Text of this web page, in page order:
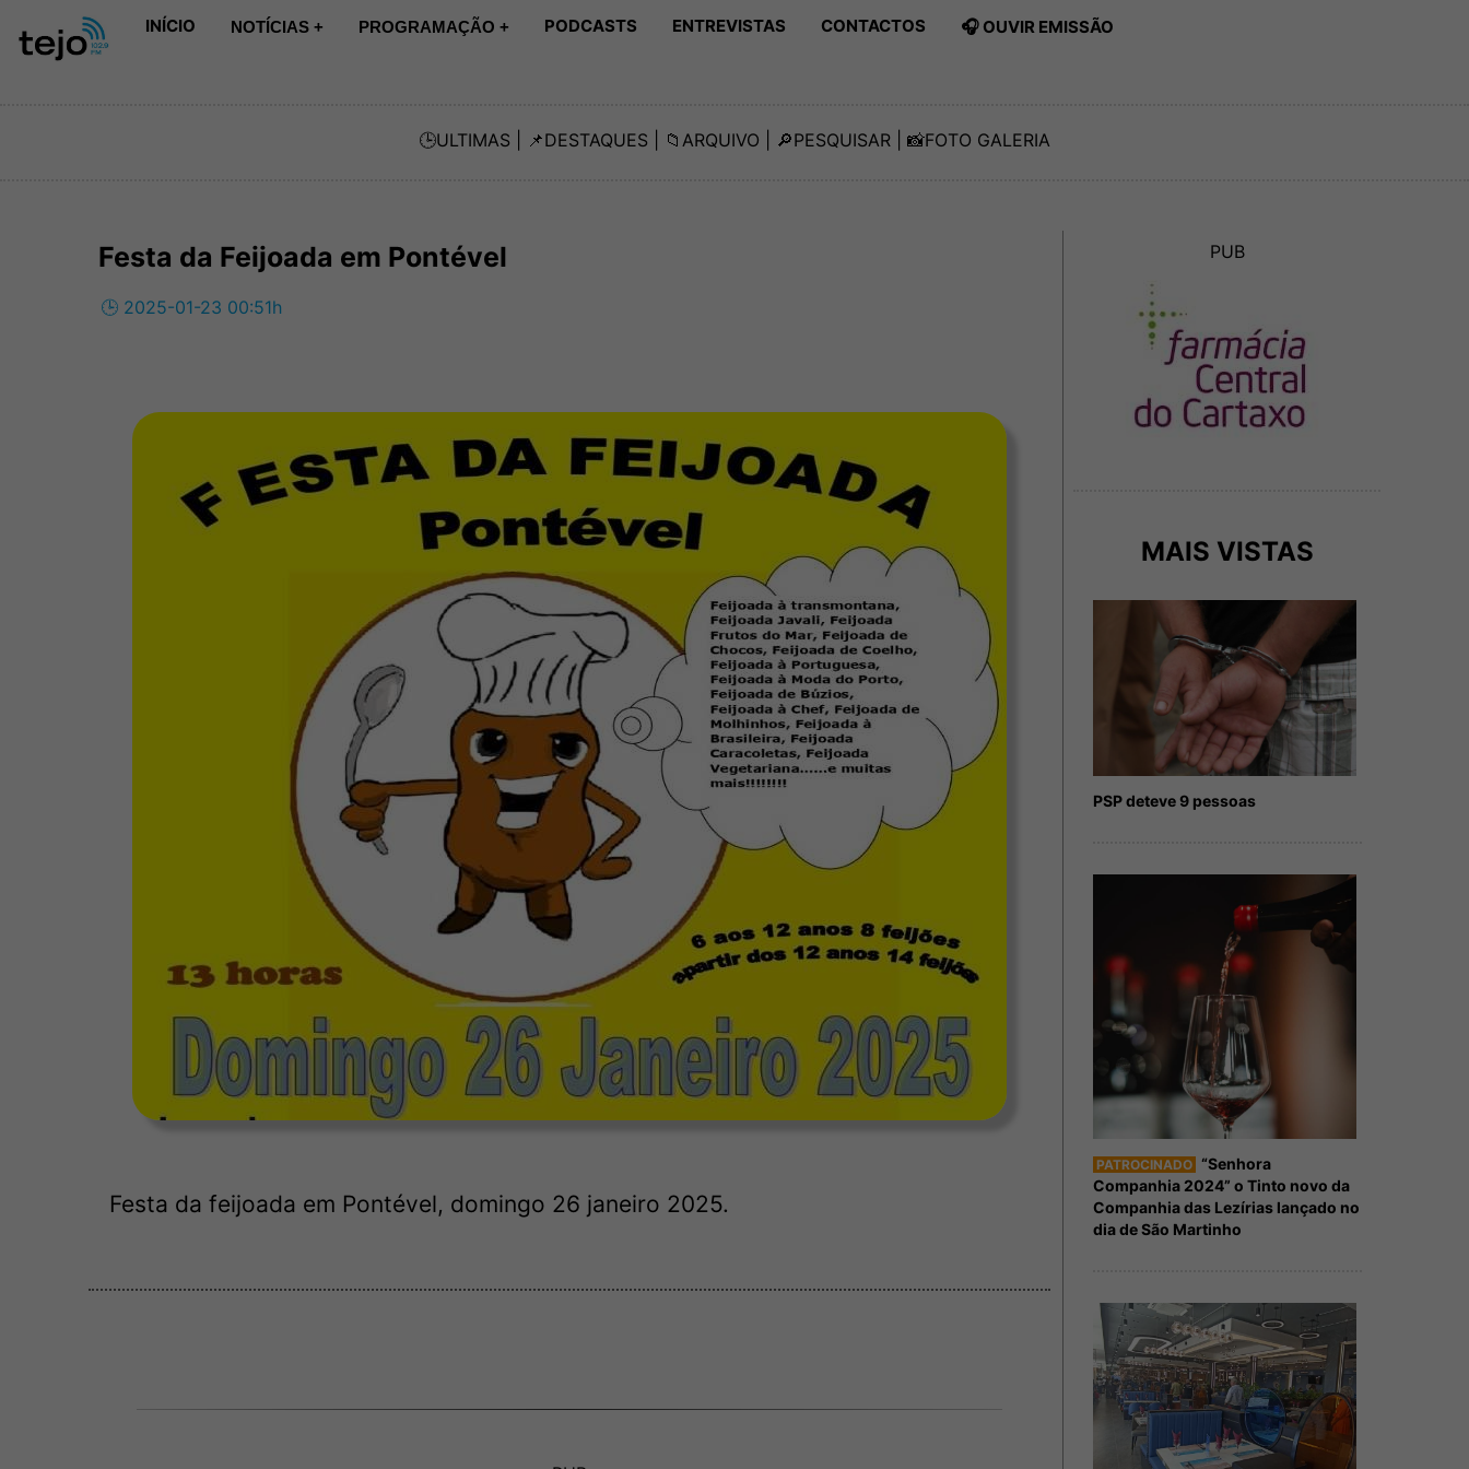
INÍCIO NOTÍCIAS + PROGRAMAÇÃO + PODCASTS ENTREVISTAS CONTACTOS 🎧 OUVIR EMISSÃO
🕒ULTIMAS | 📌DESTAQUES | 📁 ARQUIVO | 🔎PESQUISAR | 📸FOTO GALERIA
Festa da Feijoada em Pontével
🕒 2025-01-23 00:51h
Festa da feijoada em Pontével, domingo 26 janeiro 2025.
PUB
MAIS VISTAS
PSP deteve 9 pessoas
PATROCINADO “Senhora
Companhia 2024” o Tinto novo da
Companhia das Lezírias lançado no
dia de São Martinho